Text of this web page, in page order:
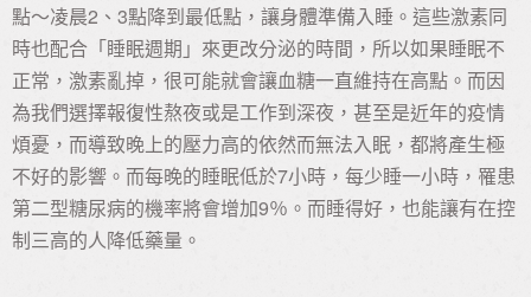
點～凌晨2、3點降到最低點，讓身體準備入睡。這些激素同
時也配合「睡眠週期」來更改分泌的時間，所以如果睡眠不
正常，激素亂掉，很可能就會讓血糖一直維持在高點。而因
為我們選擇報復性熬夜或是工作到深夜，甚至是近年的疫情
煩憂，而導致晚上的壓力高的依然而無法入眠，都將產生極
不好的影響。而每晚的睡眠低於7小時，每少睡一小時，罹患
第二型糖尿病的機率將會增加9％。而睡得好，也能讓有在控
制三高的人降低藥量。